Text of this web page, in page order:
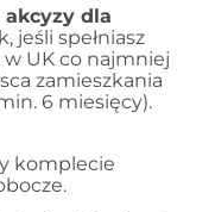
dla
jeśli spełniasz
UK co najmniej
zamieszkania
6 miesięcy).
komplecie